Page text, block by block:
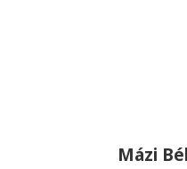
Mázi